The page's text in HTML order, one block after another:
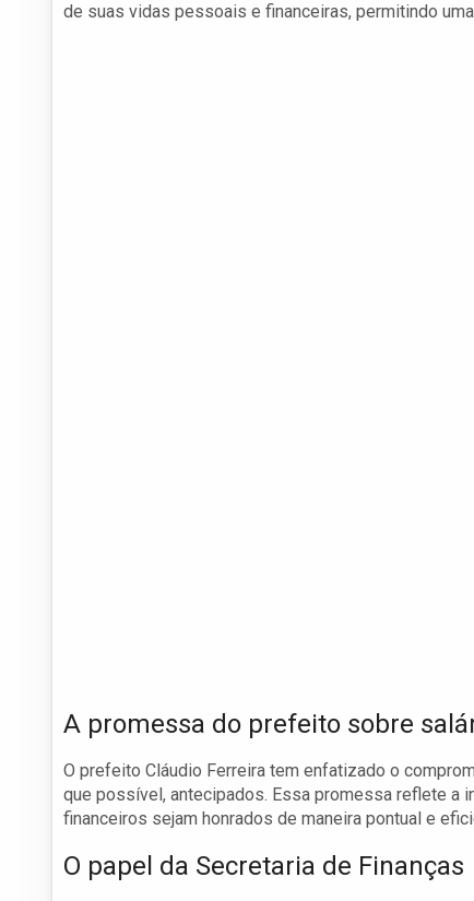
de suas vidas pessoais e financeiras, permitindo
A promessa do prefeito sobre
O prefeito Cláudio Ferreira tem enfatizado o
que possível, antecipados. Essa promessa reflete a
financeiros sejam honrados de maneira pontual e
O papel da Secretaria de Finanças